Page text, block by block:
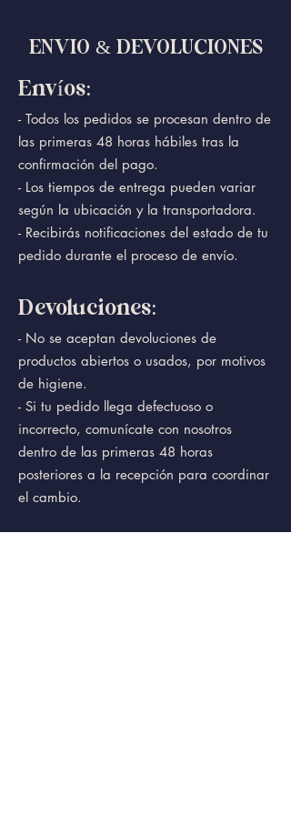
ENVIO & DEVOLUCIONES
Envíos:
- Todos los pedidos se procesan dentro de
las primeras 48 horas hábiles tras la
confirmación del pago.
- Los tiempos de entrega pueden variar
según la ubicación y la transportadora.
- Recibirás notificaciones del estado de tu
pedido durante el proceso de envío.
Devoluciones:
- No se aceptan devoluciones de
productos abiertos o usados, por motivos
de higiene.
- Si tu pedido llega defectuoso o
incorrecto, comunícate con nosotros
dentro de las primeras 48 horas
posteriores a la recepción para coordinar
el cambio.